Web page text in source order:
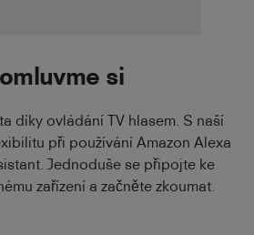
si
díky ovládání TV hlasem. S naší
při používání Amazon Alexa
Jednoduše se připojte ke
zařízení a začněte zkoumat.